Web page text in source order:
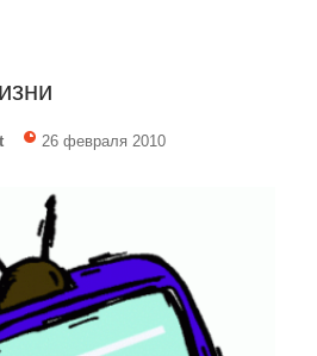
26 февраля 2010